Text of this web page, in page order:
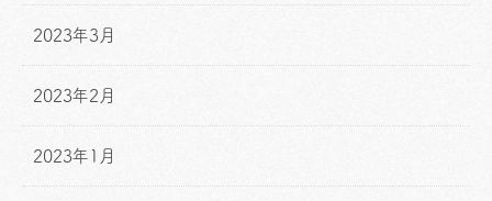
2023年3月
2023年2月
2023年1月